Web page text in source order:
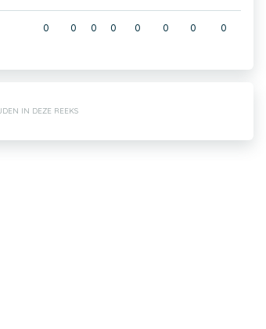
0 0 0 0 0 0 0 0
IN DEZE REEKS